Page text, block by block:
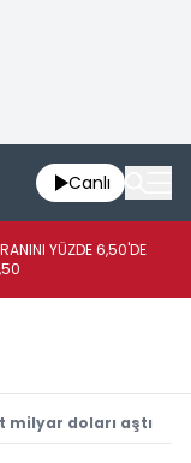
Canlı
YÜZDE 6,50'DE
doları aştı